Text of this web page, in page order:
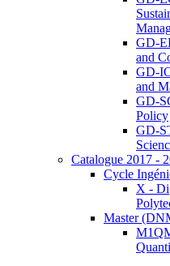
GD-
and
GD-
and
GD-
Policy
GD-
Catalogue 2017 -
Cycle
X -
Master